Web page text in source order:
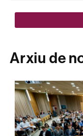
Arxiu de